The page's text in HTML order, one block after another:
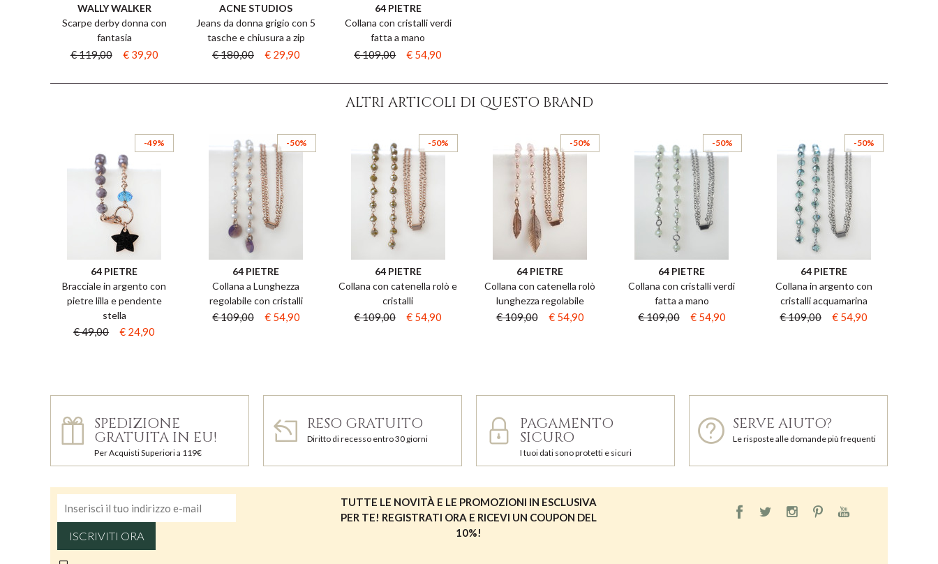
WALLY WALKER
Scarpe derby donna con
fantasia
€ 119,00 € 39,90
ACNE STUDIOS
Jeans da donna grigio con 5
tasche e chiusura a zip
€ 180,00 € 29,90
64 PIETRE
Collana con cristalli verdi
fatta a mano
€ 109,00 € 54,90
ALTRI ARTICOLI DI QUESTO BRAND
-49%
64 PIETRE
Bracciale in argento con
pietre lilla e pendente
stella
€ 49,00 € 24,90
-50%
64 PIETRE
Collana a Lunghezza
regolabile con cristalli
€ 109,00 € 54,90
-50%
64 PIETRE
Collana con catenella rolò e
cristalli
€ 109,00 € 54,90
-50%
64 PIETRE
Collana con catenella rolò
lunghezza regolabile
€ 109,00 € 54,90
-50%
64 PIETRE
Collana con cristalli verdi
fatta a mano
€ 109,00 € 54,90
-50%
64 PIETRE
Collana in argento con
cristalli acquamarina
€ 109,00 € 54,90
SPEDIZIONE
GRATUITA IN EU!
Per Acquisti Superiori a 119€
RESO GRATUITO
Diritto di recesso entro 30 giorni
PAGAMENTO
SICURO
I tuoi dati sono protetti e sicuri
SERVE AIUTO?
Le risposte alle domande più frequenti
ISCRIVITI ORA
TUTTE LE NOVITÀ E LE PROMOZIONI IN ESCLUSIVA
PER TE! REGISTRATI ORA E RICEVI UN COUPON DEL
10%!